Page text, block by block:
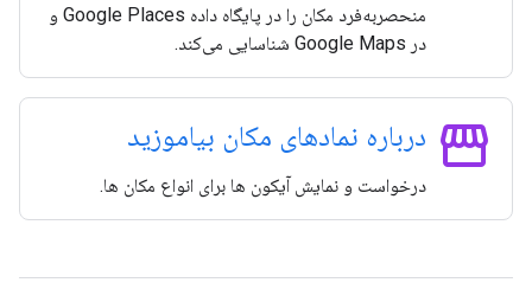
منحصربه‌فرد مکان را در پایگاه داده Google Places و
در Google Maps شناسایی می‌کند.
storefront درباره نمادهای مکان بیاموزید
درخواست و نمایش آیکون ها برای انواع مکان ها.